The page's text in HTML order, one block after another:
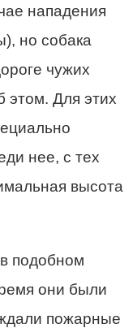
нападения
но собака
чужих
этом. Для этих
нее, с тех
высота
подобном
они были
пожарные